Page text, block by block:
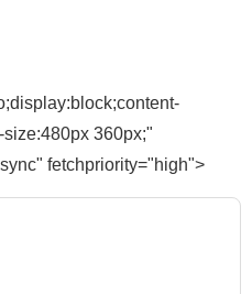
360px;"
fetchpriority="high">